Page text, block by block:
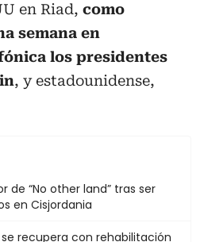
en Riad, como
semana en
los presidentes
, y estadounidense,
de “No other land” tras ser
en Cisjordania
recupera con rehabilitación